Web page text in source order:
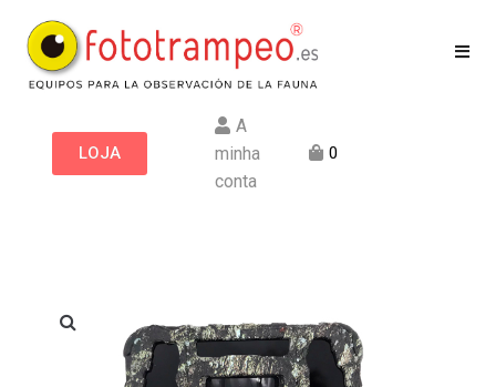
LOJA
A
minha
conta
0